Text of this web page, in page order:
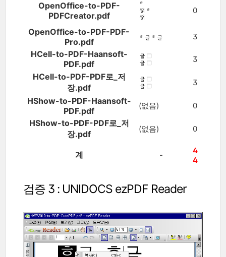
OpenOffice-to-PDF-
PDFCreator.pdf
0
OpenOffice-to-PDF-PDF-
Pro.pdf
3
HCell-to-PDF-Haansoft-
PDF.pdf
3
HCell-to-PDF-PDF로_저
장.pdf
3
HShow-to-PDF-Haansoft-
PDF.pdf
(없음) 0
HShow-to-PDF-PDF로_저
장.pdf
(없음) 0
계 -
4
4
검증 3 : UNIDOCS ezPDF Reader